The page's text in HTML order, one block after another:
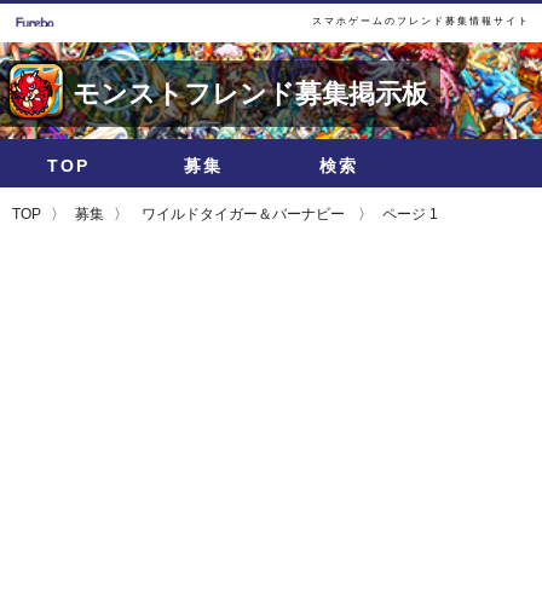
スマホゲームのフレンド募集情報サイト
モンストフレンド募集掲示板
TOP 募集 検索
TOP 募集 ワイルドタイガー＆バーナビー ページ 1